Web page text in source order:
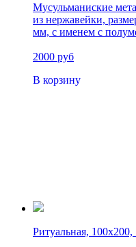
Мусульманиские
из нержавейки,
мм, с именем с
2000 руб
В корзину
Ритуальная,